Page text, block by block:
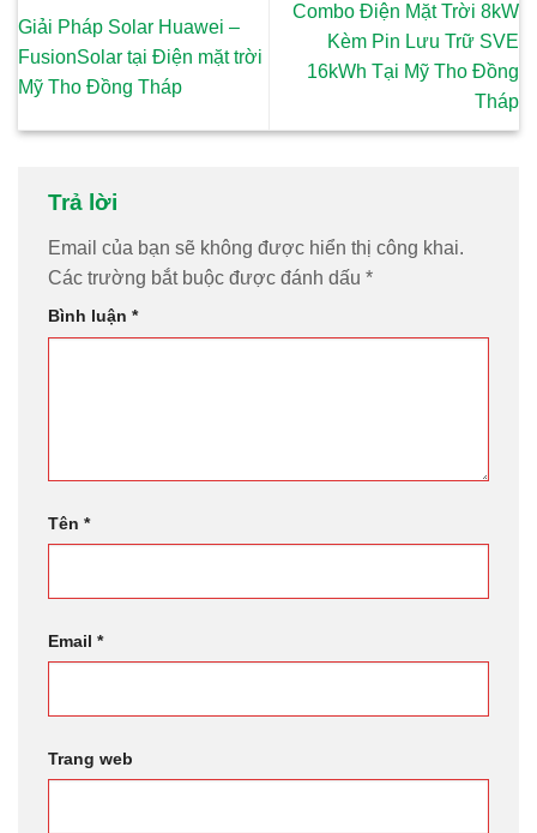
Giải Pháp Solar Huawei –
FusionSolar tại Điện mặt trời
Mỹ Tho Đồng Tháp
Combo Điện Mặt Trời 8kW
Kèm Pin Lưu Trữ SVE
16kWh Tại Mỹ Tho Đồng
Tháp
Trả lời
Email của bạn sẽ không được hiển thị công khai.
Các trường bắt buộc được đánh dấu *
Bình luận *
Tên *
Email *
Trang web